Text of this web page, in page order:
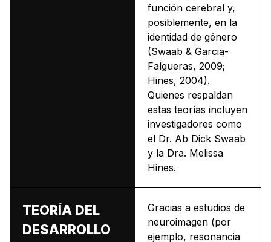
función cerebral y,
posiblemente, en la
identidad de género
(Swaab & Garcia-
Falgueras, 2009;
Hines, 2004).
Quienes respaldan
estas teorías incluyen
investigadores como
el Dr. Ab Dick Swaab
y la Dra. Melissa
Hines.
TEORÍA DEL
DESARROLLO
Gracias a estudios de
neuroimagen (por
ejemplo, resonancia